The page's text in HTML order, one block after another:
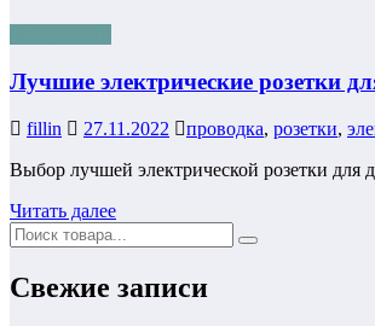
Лучшие электрические розетки
fillin 27.11.2022 проводка, розетки,
Выбор лучшей электрической розетки для
Читать далее
Свежие записи